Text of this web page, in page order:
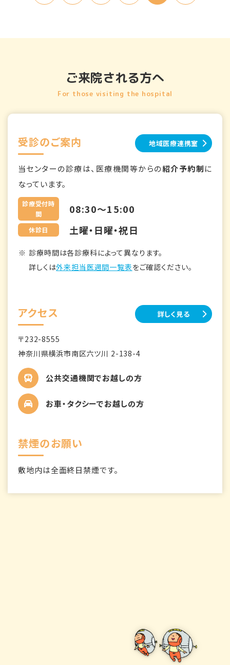
ご来院される方へ
For those visiting the hospital
受診のご案内 地域医療連携室
当センターの診療は、医療機関等からの紹介予約制に
なっています。
診療受付時
間
08:30～15:00
休診日 土曜・日曜・祝日
診療時間は各診療科によって異なります。
詳しくは外来担当医週間一覧表をご確認ください。
アクセス 詳しく見る
〒232-8555
神奈川県横浜市南区六ツ川 2-138-4
公共交通機関でお越しの方
お車・タクシーでお越しの方
禁煙のお願い
敷地内は全面終日禁煙です。